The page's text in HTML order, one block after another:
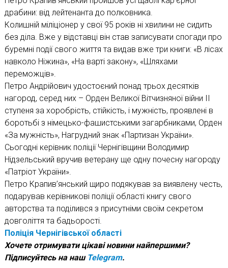
драбини: від лейтенанта до полковника.
Колишній міліціонер у свої 95 років ні хвилини не сидить
без діла. Вже у відставці він став записувати спогади про
буремні події свого життя та видав вже три книги: «В лісах
навколо Ніжина», «На варті закону», «Шляхами
переможців».
Петро Андрійович удостоєний понад трьох десятків
нагород, серед них – Орден Великої Вітчизняної війни II
ступеня за хоробрість, стійкість, і мужність, проявлені в
боротьбі з німецько-фашистськими загарбниками, Орден
«За мужність», Нагрудний знак «Партизан України».
Сьогодні керівник поліції Чернігівщини Володимир
Нідзельський вручив ветерану ще одну почесну нагороду
«Патріот України».
Петро Крапив’янський щиро подякував за виявлену честь,
подарував керівникові поліції області книгу свого
авторства та поділився з присутніми своїм секретом
довголіття та бадьорості.
Поліція Чернігівської області
Хочете отримувати цікаві новини найпершими?
Підписуйтесь на наш Telegram.